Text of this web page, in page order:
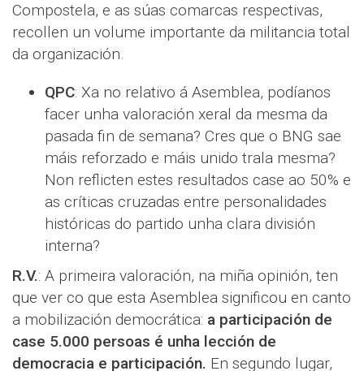
Compostela, e as súas comarcas respectivas,
recollen un volume importante da militancia total
da organización.
QPC: Xa no relativo á Asemblea, podíanos
facer unha valoración xeral da mesma da
pasada fin de semana? Cres que o BNG sae
máis reforzado e máis unido trala mesma?
Non reflicten estes resultados case ao 50% e
as críticas cruzadas entre personalidades
históricas do partido unha clara división
interna?
R.V.: A primeira valoración, na miña opinión, ten
que ver co que esta Asemblea significou en canto
a mobilización democrática: a participación de
case 5.000 persoas é unha lección de
democracia e participación. En segundo lugar,